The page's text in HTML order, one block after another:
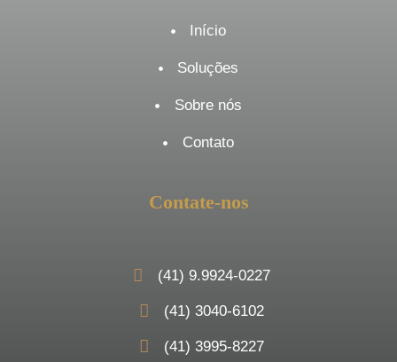
Início
Soluções
Sobre nós
Contato
Contate-nos
(41) 9.9924-0227
(41) 3040-6102
(41) 3995-8227